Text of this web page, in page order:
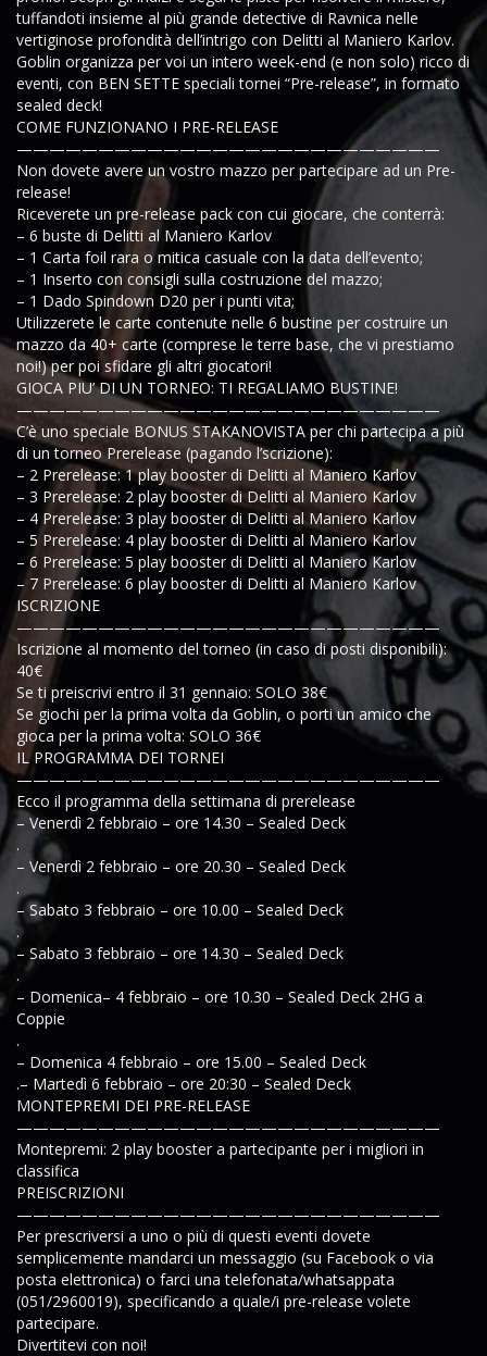
tuffandoti insieme al più grande detective di Ravnica nelle
vertiginose profondità dell’intrigo con Delitti al Maniero Karlov.
Goblin organizza per voi un intero week-end (e non solo) ricco di
eventi, con BEN SETTE speciali tornei “Pre-release”, in formato
sealed deck!
COME FUNZIONANO I PRE-RELEASE
——————————————————————————
Non dovete avere un vostro mazzo per partecipare ad un Pre-
release!
Riceverete un pre-release pack con cui giocare, che conterrà:
– 6 buste di Delitti al Maniero Karlov
– 1 Carta foil rara o mitica casuale con la data dell’evento;
– 1 Inserto con consigli sulla costruzione del mazzo;
– 1 Dado Spindown D20 per i punti vita;
Utilizzerete le carte contenute nelle 6 bustine per costruire un
mazzo da 40+ carte (comprese le terre base, che vi prestiamo
noi!) per poi sfidare gli altri giocatori!
GIOCA PIU’ DI UN TORNEO: TI REGALIAMO BUSTINE!
——————————————————————————
C’è uno speciale BONUS STAKANOVISTA per chi partecipa a più
di un torneo Prerelease (pagando l’scrizione):
– 2 Prerelease: 1 play booster di Delitti al Maniero Karlov
– 3 Prerelease: 2 play booster di Delitti al Maniero Karlov
– 4 Prerelease: 3 play booster di Delitti al Maniero Karlov
– 5 Prerelease: 4 play booster di Delitti al Maniero Karlov
– 6 Prerelease: 5 play booster di Delitti al Maniero Karlov
– 7 Prerelease: 6 play booster di Delitti al Maniero Karlov
ISCRIZIONE
——————————————————————————
Iscrizione al momento del torneo (in caso di posti disponibili):
40€
Se ti preiscrivi entro il 31 gennaio: SOLO 38€
Se giochi per la prima volta da Goblin, o porti un amico che
gioca per la prima volta: SOLO 36€
IL PROGRAMMA DEI TORNEI
——————————————————————————
Ecco il programma della settimana di prerelease
– Venerdì 2 febbraio – ore 14.30 – Sealed Deck
.
– Venerdì 2 febbraio – ore 20.30 – Sealed Deck
.
– Sabato 3 febbraio – ore 10.00 – Sealed Deck
.
– Sabato 3 febbraio – ore 14.30 – Sealed Deck
.
– Domenica– 4 febbraio – ore 10.30 – Sealed Deck 2HG a
Coppie
.
– Domenica 4 febbraio – ore 15.00 – Sealed Deck
.– Martedì 6 febbraio – ore 20:30 – Sealed Deck
MONTEPREMI DEI PRE-RELEASE
——————————————————————————
Montepremi: 2 play booster a partecipante per i migliori in
classifica
PREISCRIZIONI
——————————————————————————
Per prescriversi a uno o più di questi eventi dovete
semplicemente mandarci un messaggio (su Facebook o via
posta elettronica) o farci una telefonata/whatsappata
(051/2960019), specificando a quale/i pre-release volete
partecipare.
Divertitevi con noi!